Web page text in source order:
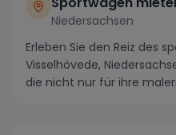
Niedersachsen
Erleben Sie den Reiz des
Visselhövede,
die nicht nur für ihre